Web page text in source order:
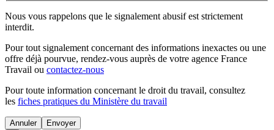
Nous vous rappelons que le signalement abusif est strictement
interdit.
Pour tout signalement concernant des informations inexactes ou une
offre déjà pourvue, rendez-vous auprès de votre agence France
Travail ou contactez-nous
Pour toute information concernant le droit du travail, consultez
les fiches pratiques du Ministère du travail
Annuler